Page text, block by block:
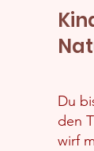
Du
den
wirf